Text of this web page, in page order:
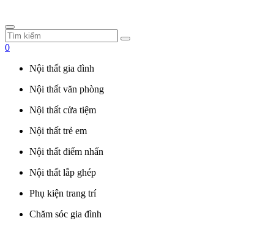
0
Nội thất gia đình
Nội thất văn phòng
Nội thất cửa tiệm
Nội thất trẻ em
Nội thất điểm nhấn
Nội thất lắp ghép
Phụ kiện trang trí
Chăm sóc gia đình